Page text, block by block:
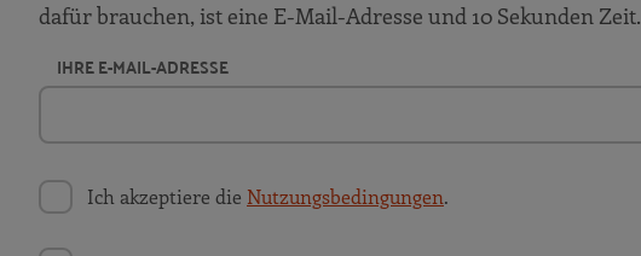
dafür brauchen, ist eine E-Mail-Adresse und 10 Sekunden Zeit.
IHRE E-MAIL-ADRESSE
Ich akzeptiere die Nutzungsbedingungen.